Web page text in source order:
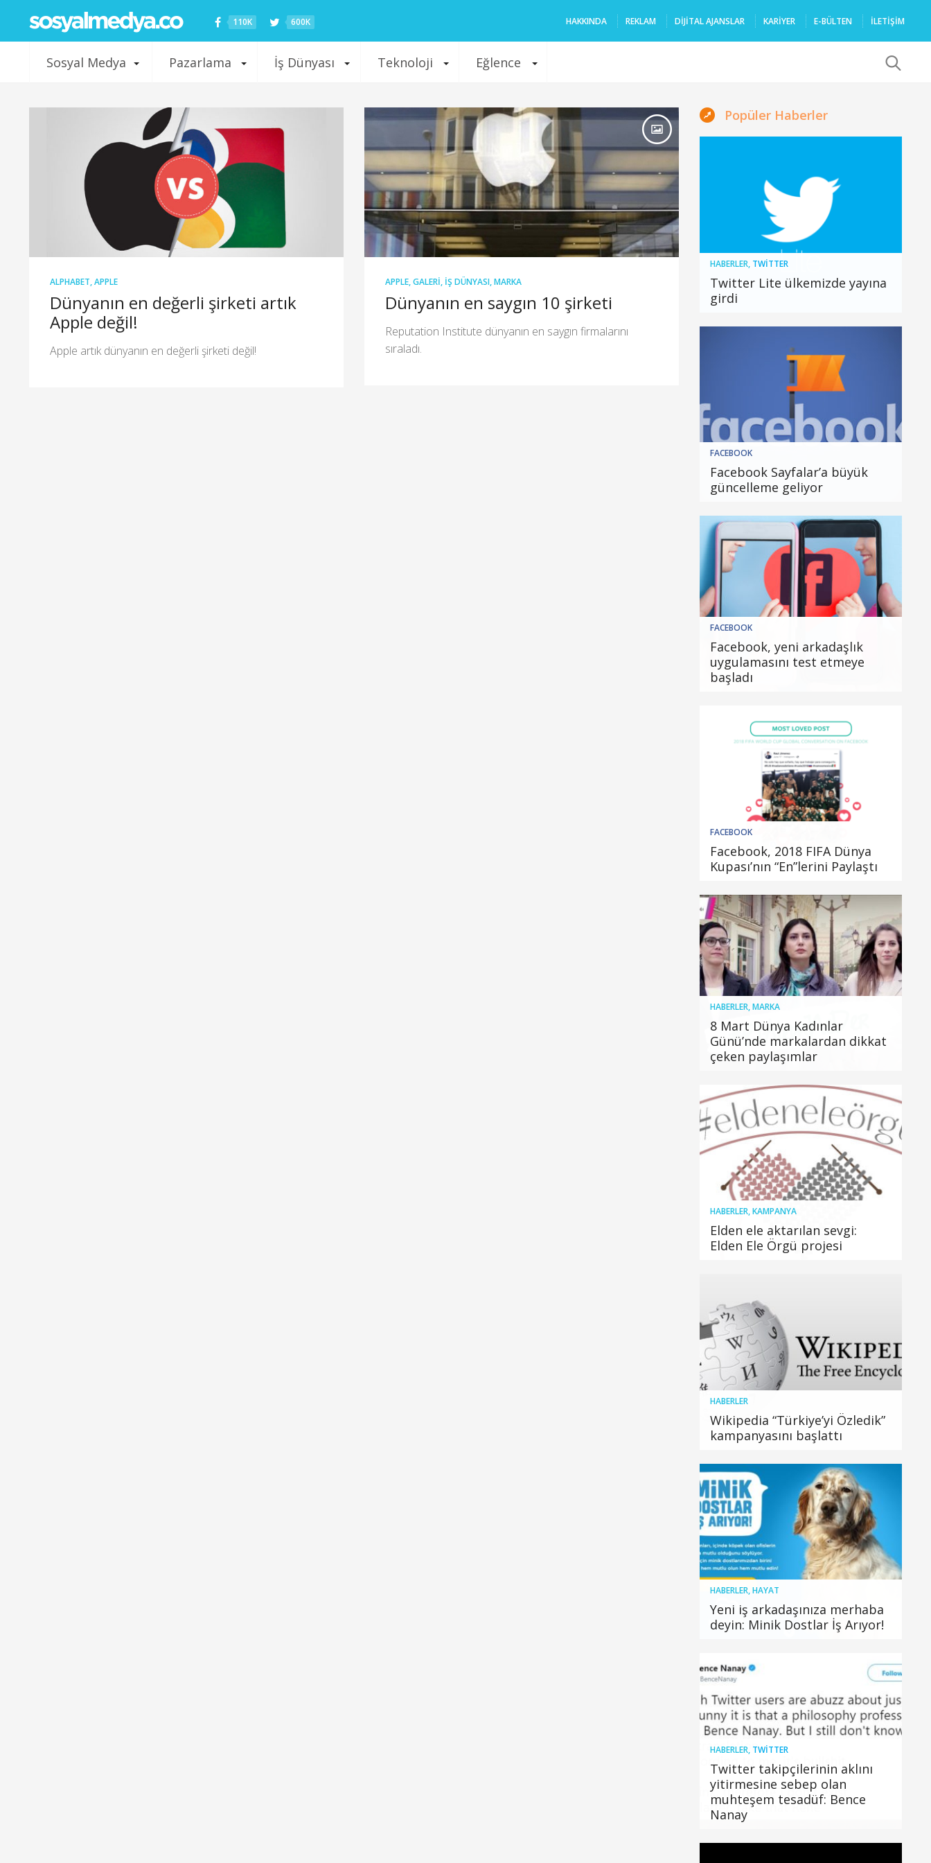
110K 600K HAKKINDA REKLAM DIJITAL AJANSLAR KARIYER E-BÜLTEN İLETİŞİM
Sosyal Medya Pazarlama İş Dünyası Teknoloji Eğlence
ALPHABET,APPLE
Dünyanın en değerli şirketi artık
Apple değil!
Apple artık dünyanın en değerli şirketi değil!
APPLE,GALERI, İŞ DÜNYASI,MARKA
Dünyanın en saygın 10 şirketi
Reputation Institute dünyanın en saygın firmalarını
sıraladı.
Popüler Haberler
HABERLER, TWITTER
Twitter Lite ülkemizde yayına
girdi
FACEBOOK
Facebook Sayfalar’a büyük
güncelleme geliyor
FACEBOOK
Facebook, yeni arkadaşlık
uygulamasını test etmeye
başladı
FACEBOOK
Facebook, 2018 FIFA Dünya
Kupası’nın “En”lerini Paylaştı
HABERLER,MARKA
8 Mart Dünya Kadınlar
Günü’nde markalardan dikkat
çeken paylaşımlar
HABERLER,KAMPANYA
Elden ele aktarılan sevgi:
Elden Ele Örgü projesi
HABERLER
Wikipedia “Türkiye’yi Özledik”
kampanyasını başlattı
HABERLER,HAYAT
Yeni iş arkadaşınıza merhaba
deyin: Minik Dostlar İş Arıyor!
HABERLER, TWITTER
Twitter takipçilerinin aklını
yitirmesine sebep olan
muhteşem tesadüf: Bence
Nanay